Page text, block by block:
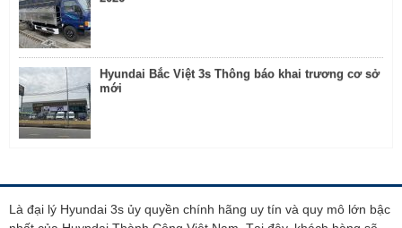
Hyundai Bắc Việt 3s Thông báo khai trương cơ sở
mới
Là đại lý Hyundai 3s ủy quyền chính hãng uy tín và quy mô lớn bậc